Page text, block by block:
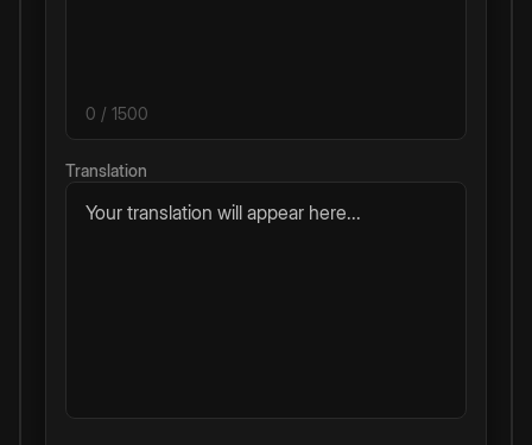
0 / 1500
Translation
Your translation will appear here...